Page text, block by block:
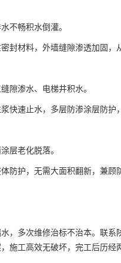
不畅积水倒灌。
封材料，外墙缝隙渗透加固，
隙渗水、电梯井积水。
快速止水，多层防渗涂层防护
层老化脱落。
防护，无需大面积翻新，兼顾
，多次维修治标不治本。联
施工高效无破坏，完工后历